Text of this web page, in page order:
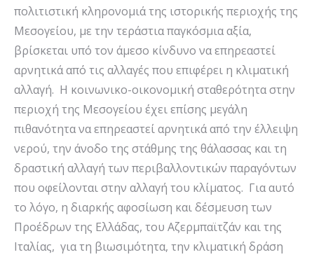
πολιτιστική κληρονομιά της ιστορικής περιοχής της
Μεσογείου, με την τεράστια παγκόσμια αξία,
βρίσκεται υπό τον άμεσο κίνδυνο να επηρεαστεί
αρνητικά από τις αλλαγές που επιφέρει η κλιματική
αλλαγή. Η κοινωνικο-οικονομική σταθερότητα στην
περιοχή της Μεσογείου έχει επίσης μεγάλη
πιθανότητα να επηρεαστεί αρνητικά από την έλλειψη
νερού, την άνοδο της στάθμης της θάλασσας και τη
δραστική αλλαγή των περιβαλλοντικών παραγόντων
που οφείλονται στην αλλαγή του κλίματος. Για αυτό
το λόγο, η διαρκής αφοσίωση και δέσμευση των
Προέδρων της Ελλάδας, του Αζερμπαϊτζάν και της
Ιταλίας, για τη βιωσιμότητα, την κλιματική δράση